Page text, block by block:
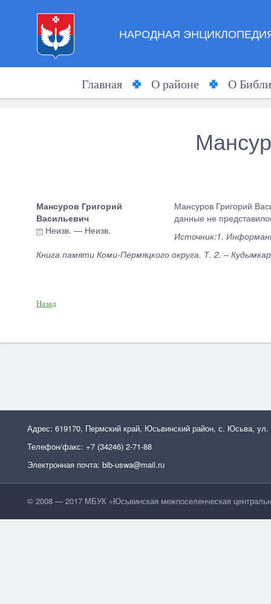
НАРОДНАЯ
Главная О районе О
Мансуров Григорий
Васильевич
Неизв. — Неизв.
Мансуров Григорий
данные не
Источник:1.
Книга памяти Коми-Пермяцкого округа. Т. 2. –
Назад
Адрес: 619170, Пермский край, Юсьвинский район, с. Юсьва, ул.
Телефон/факс: +7 (34246) 2-71-88
Электронная почта: bib-uswa@mail.ru
© 2008 — 2017 МБУК »Юсьвинская межпоселенческая